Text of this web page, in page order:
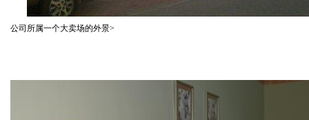
公司所属一个大卖场的外景>